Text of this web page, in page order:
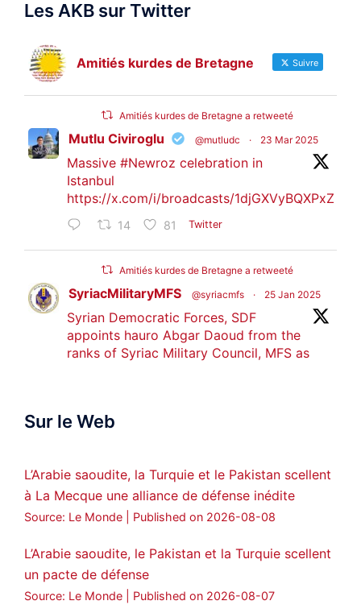
Les AKB sur Twitter
Amitiés kurdes de Bretagne Suivre
Amitiés kurdes de Bretagne a retweeté
Mutlu Civiroglu @mutludc · 23 Mar 2025
Massive #Newroz celebration in
Istanbul
https://x.com/i/broadcasts/1djGXVyBQXPxZ
14 81 Twitter
Amitiés kurdes de Bretagne a retweeté
SyriacMilitaryMFS @syriacmfs · 25 Jan 2025
Syrian Democratic Forces, SDF
appoints hauro Abgar Daoud from the
ranks of Syriac Military Council, MFS as
ܟܫܝܪܘܬܐ ܒܘܠܝܬܐ ܚܘܪܐ ܐܒܓܪ
Amitiés kurdes de Bretagne a retweeté
MedyaNews @medyanews_ · 24 Jan 2025
statement on Abdullah Öcalan meeting
#AbdullahÖcalan #PeaceProcess
Sur le Web
L’Arabie saoudite, la Turquie et le Pakistan scellent
à La Mecque une alliance de défense inédite
Source: Le Monde Published on 2026-08-08
L’Arabie saoudite, le Pakistan et la Turquie scellent
un pacte de défense
Source: Le Monde Published on 2026-08-07